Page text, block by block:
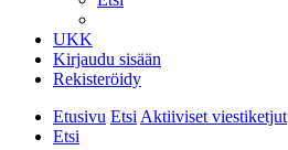
UKK
Kirjaudu sisään
Rekisteröidy
Etusivu EtsiAktiiviset viestiketjut
Etsi